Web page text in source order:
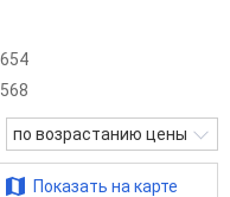
654
568
по возрастанию цены
Показать на карте